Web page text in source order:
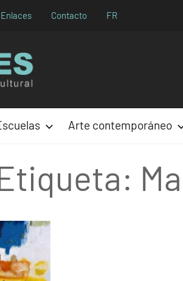
Enlaces Contacto FR
Arte contemporáneo